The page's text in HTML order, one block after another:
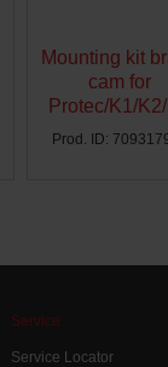
Mounting kit
cam for
Protec/K1/
Ø300 -
Prod. ID:
Service
Service Locator